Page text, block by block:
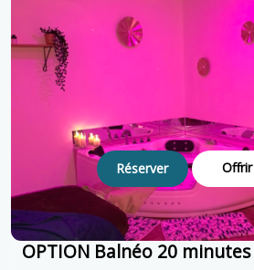
Réserver Offrir
OPTION Balnéo 20 minutes